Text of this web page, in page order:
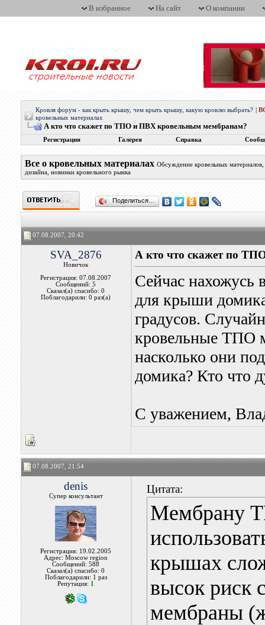
В избранное На сайт О компании
Кровля форум - как крыть крышу, чем крыть крышу, какую кровлю выбрать?
кровельных материалах
А кто что скажет по ТПО и ПВХ кровельным мембранам?
Регистрация Галерея Справка
Все о кровельных материалах Обсуждение кровельных
дизайна, новинки кровельного рынка
Поделиться…
07.08.2007, 20:42
SVA_2876
Новичок
Регистрация: 07.08.2007
Сообщений: 5
Сказал(а) спасибо: 0
Поблагодарили: 0 раз(а)
А кто что скажет по
Сейчас нахожусь
для крыши
градусов.
кровельные ТПО
насколько они
домика? Кто что
С уважением,
07.08.2007, 21:54
denis
Супер консультант
Регистрация: 19.02.2005
Адрес: Moscow region
Сообщений: 588
Сказал(а) спасибо: 0
Поблагодарили: 1 раз
Репутация: 1
Цитата:
Мембрану
крышах
высок риск
мембраны